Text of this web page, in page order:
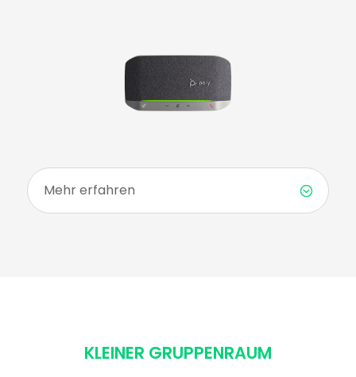
Mehr erfahren
KLEINER GRUPPENRAUM